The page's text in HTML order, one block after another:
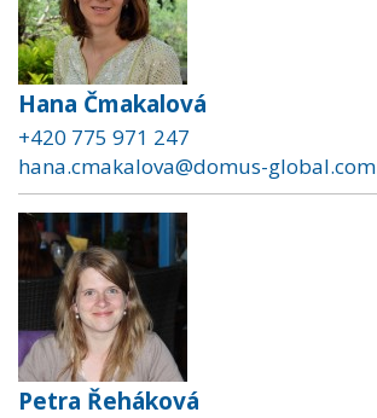
Hana Čmakalová
+420 775 971 247
hana.cmakalova@domus-global.com
Petra Řeháková